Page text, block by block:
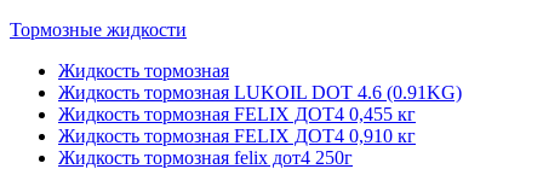
Тормозные жидкости
Жидкость тормозная
Жидкость тормозная LUKOIL DOT 4.6 (0.91KG)
Жидкость тормозная FELIX ДОТ4 0,455 кг
Жидкость тормозная FELIX ДОТ4 0,910 кг
Жидкость тормозная felix дот4 250г